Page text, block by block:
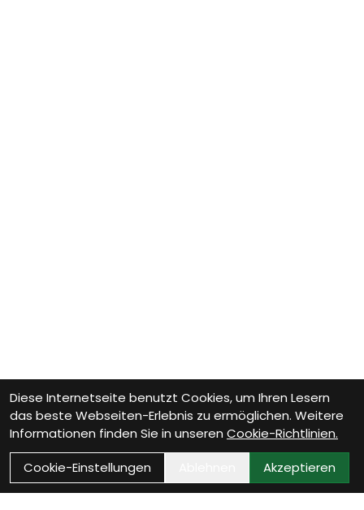
Diese Internetseite benutzt Cookies, um Ihren Lesern
das beste Webseiten-Erlebnis zu ermöglichen. Weitere
Informationen finden Sie in unseren Cookie-Richtlinien.
Cookie-Einstellungen
Akzeptieren